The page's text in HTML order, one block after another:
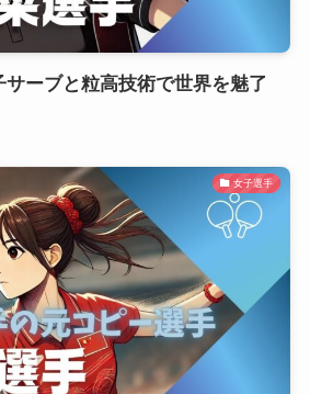
ーブと粒高技術で世界を魅了
女子選手